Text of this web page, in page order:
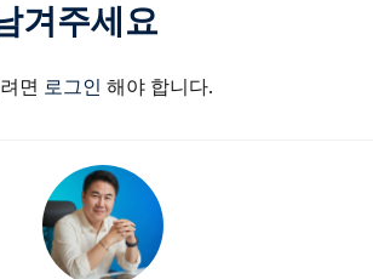
겨주세요
면 로그인 해야 합니다.